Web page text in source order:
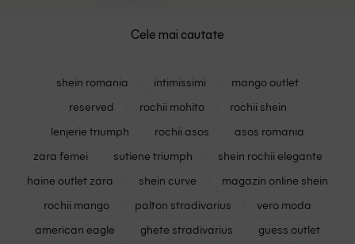
Cele mai cautate
shein romania intimissimi
mango outlet
reserved
rochii mohito
rochii shein
lenjerie triumph
rochii asos
asos romania
zara femei
sutiene triumph
shein rochii elegante
haine outlet zara
shein curve
magazin online shein
rochii mango
palton stradivarius
vero moda
american eagle
ghete stradivarius
guess outlet